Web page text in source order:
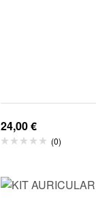
24,00€
(0)